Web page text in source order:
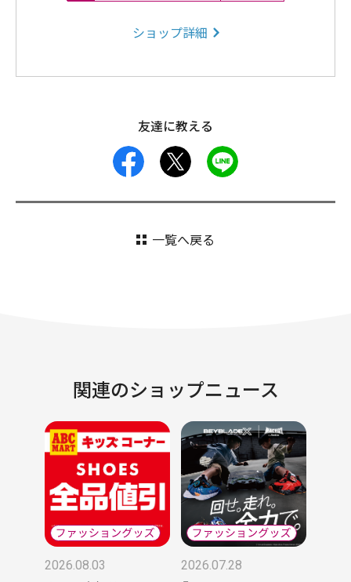
ショップ詳細
友達に教える
facebook
一覧へ戻る
関連のショップニュース
2026.08.03
2026.07.28